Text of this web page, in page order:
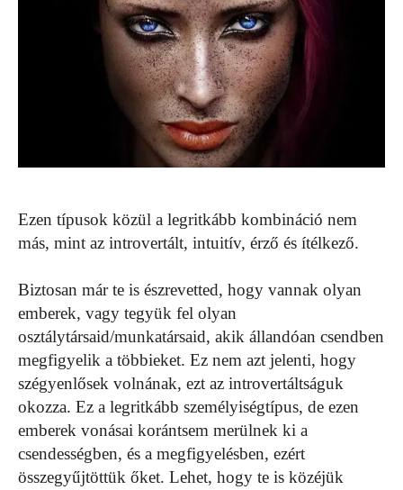
Ezen típusok közül a legritkább kombináció nem
más, mint az introvertált, intuitív, érző és ítélkező.
Biztosan már te is észrevetted, hogy vannak olyan
emberek, vagy tegyük fel olyan
osztálytársaid/munkatársaid, akik állandóan csendben
megfigyelik a többieket. Ez nem azt jelenti, hogy
szégyenlősek volnának, ezt az introvertáltságuk
okozza. Ez a legritkább személyiségtípus, de ezen
emberek vonásai korántsem merülnek ki a
csendességben, és a megfigyelésben, ezért
összegyűjtöttük őket. Lehet, hogy te is közéjük